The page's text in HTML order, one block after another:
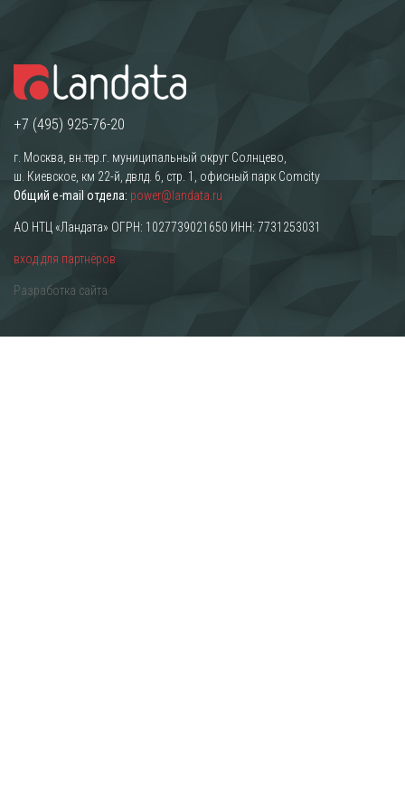
+7 (495) 925-76-20
г. Москва, вн.тер.г. муниципальный округ Солнцево,
ш. Киевское, км 22-й, двлд. 6, стр. 1, офисный парк Comcity
Общий e-mail отдела: power@landata.ru
АО НТЦ «Ландата» ОГРН: 1027739021650 ИНН: 7731253031
вход для партнёров
Разработка сайта